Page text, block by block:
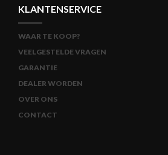
KLANTENSERVICE
WAAR TE KOOP?
VEELGESTELDE VRAGEN
GARANTIE
DEALER WORDEN
OVER ONS
CONTACT